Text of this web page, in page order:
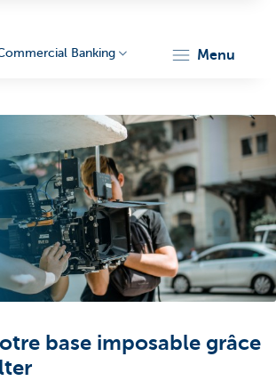
Banking menu
base imposable grâce